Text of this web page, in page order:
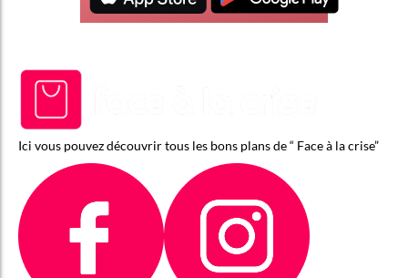
Ici vous pouvez découvrir tous les bons plans de “ Face à la crise”